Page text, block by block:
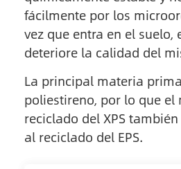
fácilmente por los
vez que entra en el suelo,
deteriore la calidad del
La principal materia
poliestireno, por lo que el
reciclado del XPS
al reciclado del EPS.